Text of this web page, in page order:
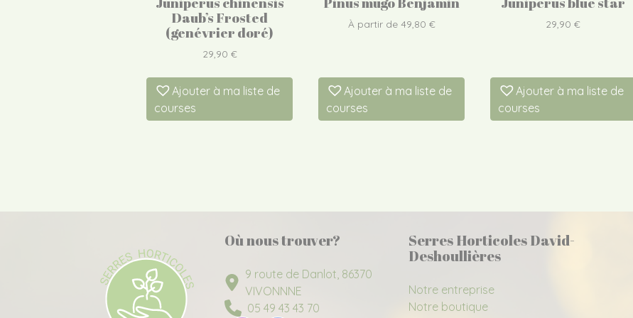
Daub’s Frosted
(genévrier doré)
29,90 €
Ajouter à ma liste de
courses
À partir de 49,80 €
Ajouter à ma liste de
courses
29,90€
Ajouter à ma liste de
courses
Où nous trouver?
9 route de Danlot, 86370
VIVONNNE
05 49 43 43 70
Serres Horticoles David-
Deshoullières
Notre entreprise
Notre boutique